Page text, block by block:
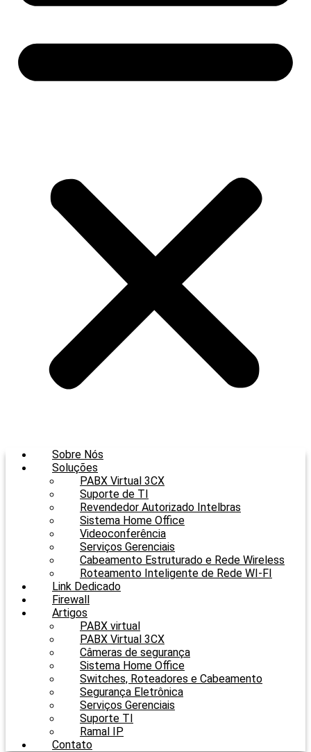
Sobre Nós
Soluções
PABX Virtual 3CX
Suporte de TI
Revendedor Autorizado Intelbras
Sistema Home Office
Videoconferência
Serviços Gerenciais
Cabeamento Estruturado e Rede Wireless
Roteamento Inteligente de Rede WI-FI
Link Dedicado
Firewall
Artigos
PABX virtual
PABX Virtual 3CX
Câmeras de segurança
Sistema Home Office
Switches, Roteadores e Cabeamento
Segurança Eletrônica
Serviços Gerenciais
Suporte TI
Ramal IP
Contato